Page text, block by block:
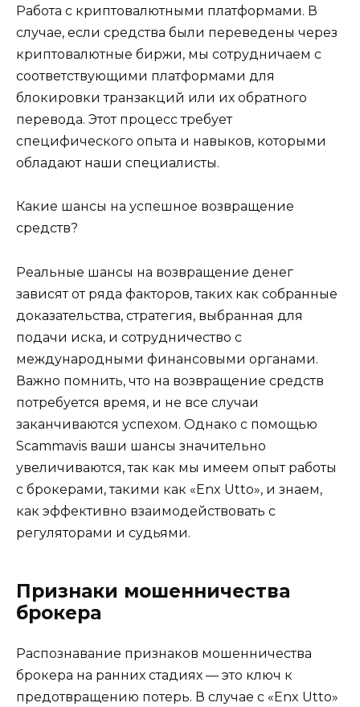
Работа с криптовалютными платформами. В
случае, если средства были переведены через
криптовалютные биржи, мы сотрудничаем с
соответствующими платформами для
блокировки транзакций или их обратного
перевода. Этот процесс требует
специфического опыта и навыков, которыми
обладают наши специалисты.
Какие шансы на успешное возвращение
средств?
Реальные шансы на возвращение денег
зависят от ряда факторов, таких как собранные
доказательства, стратегия, выбранная для
подачи иска, и сотрудничество с
международными финансовыми органами.
Важно помнить, что на возвращение средств
потребуется время, и не все случаи
заканчиваются успехом. Однако с помощью
Scammavis ваши шансы значительно
увеличиваются, так как мы имеем опыт работы
с брокерами, такими как «Enx Utto», и знаем,
как эффективно взаимодействовать с
регуляторами и судьями.
Признаки мошенничества
брокера
Распознавание признаков мошенничества
брокера на ранних стадиях — это ключ к
предотвращению потерь. В случае с «Enx Utto»